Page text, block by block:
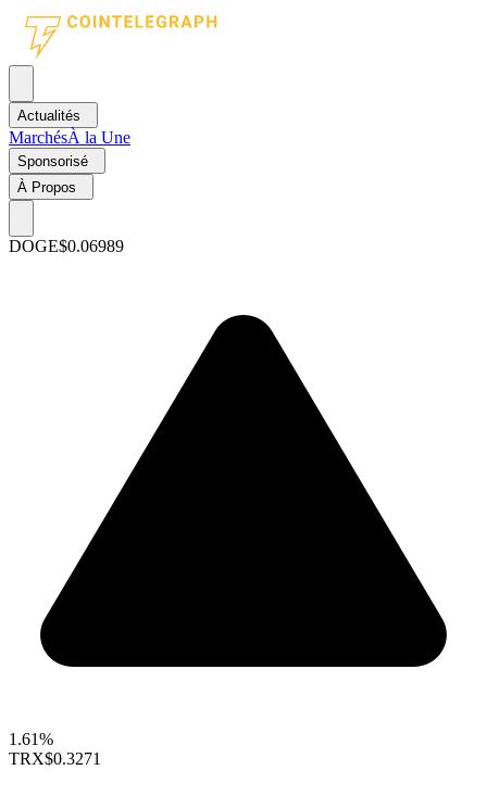
Actualités
MarchésÀ la Une
Sponsorisé
À Propos
DOGE$0.06989
1.61%
TRX$0.3271